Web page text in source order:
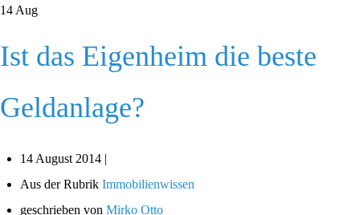
14 Aug
Ist das Eigenheim die beste
Geldanlage?
14 August 2014 |
Aus der Rubrik Immobilienwissen
geschrieben von Mirko Otto